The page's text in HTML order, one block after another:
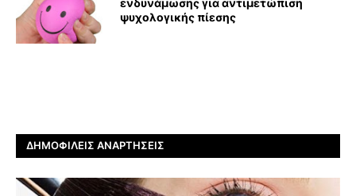
ψυχολογικής πίεσης
ΔΗΜΟΦΙΛΕΊΣ ΑΝΑΡΤΉΣΕΙΣ